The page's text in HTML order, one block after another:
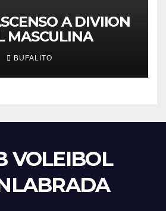
A DIVIION
MASCULINA
BUFALITO
VOLEIBOL